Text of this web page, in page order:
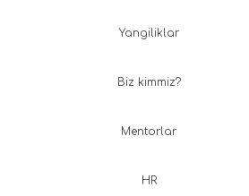
Yangiliklar
Biz kimmiz?
Mentorlar
HR